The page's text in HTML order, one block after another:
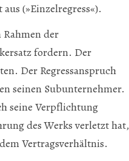
(»Einzelregress«).
der
fordern. Der
Der Regressanspruch
seinen Subunternehmer.
seine Verpflichtung
des Werks verletzt hat,
Vertragsverhältnis.